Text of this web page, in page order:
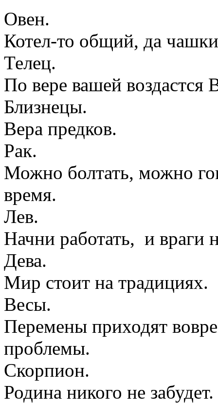
Овен.
Котел-то общий, да
Телец.
По вере вашей воздастся
Близнецы.
Вера предков.
Рак.
Можно болтать, можно
время.
Лев.
Начни работать, и враги
Дева.
Мир стоит на традициях.
Весы.
Перемены приходят
проблемы.
Скорпион.
Родина никого не забудет.